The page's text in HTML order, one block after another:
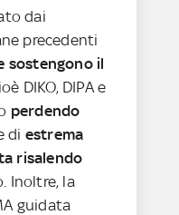
dai
precedenti
sostengono il
DIKO, DIPA e
perdendo
di estrema
risalendo
Inoltre, la
guidata